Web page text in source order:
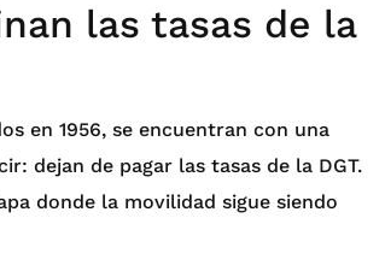
las tasas de la
en 1956, se encuentran con una
dejan de pagar las tasas de la DGT.
donde la movilidad sigue siendo